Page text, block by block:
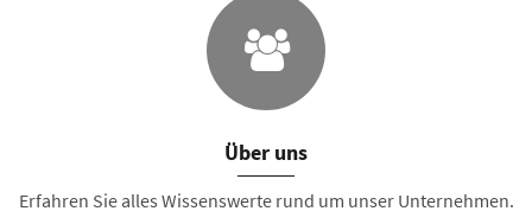
Über uns
Erfahren Sie alles Wissenswerte rund um unser Unternehmen.